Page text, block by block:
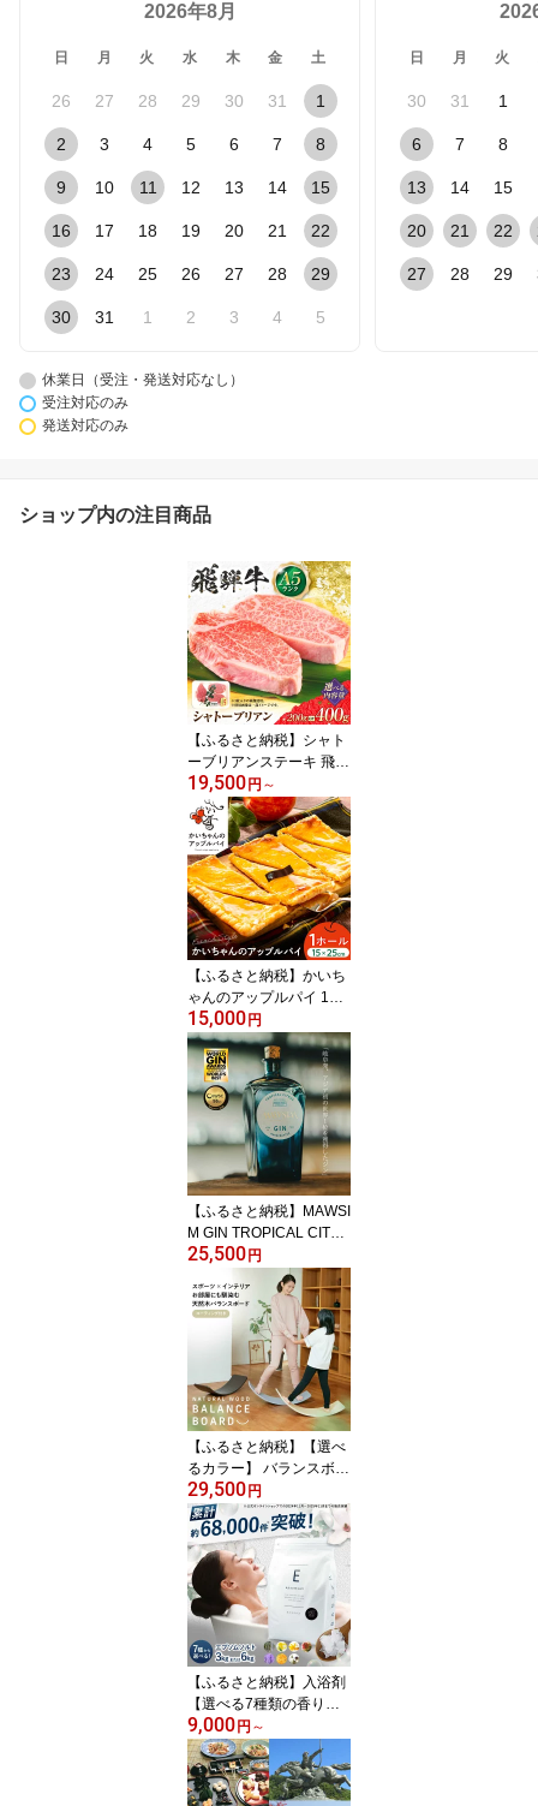
2026年8月
日 月 火 水 木 金 土
26 27 28 29 30 31 1
2 3 4 5 6 7 8
9 10 11 12 13 14 15
16 17 18 19 20 21 22
23 24 25 26 27 28 29
30 31 1 2 3 4 5
日 月 火
30 31 1
6 7 8
13 14 15
20 21 22
27 28 29
休業日（受注・発送対応なし）
受注対応のみ
発送対応のみ
ショップ内の注目商品
【ふるさと納税】シャト
ーブリアンステーキ 飛騨
牛 A5等級【選べる容
量】 / シャトー シャトー
ブリアン ステーキ 最高
級 A5 和牛 ヒレ フィレ
希少部位 霜降り 高級肉
ヒレ肉 フィレ肉 お祝い
誕生日 ブランド牛 肉 牛
肉 お肉 高級 岐阜市 / 肉
の松久[ANIP019]
19,500円 ～
【ふるさと納税】かいち
ゃんのアップルパイ 1ホ
ール アップルパイ シナ
モン 不使用 お取り寄せ
スイーツ appurupai あっ
ぷるぱい ぱい パイ ケー
キ 洋菓子 焼き菓子 リン
ゴ りんご 林檎 フレンチ
スタイル 岐阜市 / 株式会
社ヒロ[ANIE001]
15,000円
【ふるさと納税】MAWSI
M GIN TROPICAL CITR
USMAWSIM （マウシム
ジン トロピカルシトラ
ス） 酒 ジン 蒸留酒 岐阜
市 / 株式会社サンウエス
パ[ANIL002]
25,500円
【ふるさと納税】【選べ
るカラー】 バランスボー
ド 「スポーツ×インテリ
ア」 エクササイズ トレ
ーニング 運動 健康 室内
筋トレ 姿勢改善 フィッ
トネス ストレッチ 宅ト
レ 足痩せ ダイエット 体
幹 木育 遊具 BALANCEB
OARD ヨガ バランスブ
レード 岐阜市 / ヒマラヤ
[ANIN022]
29,500円
【ふるさと納税】入浴剤
【選べる7種類の香り・
セット数】エプソムソル
ト 3kg BASSPA 入浴剤
おすすめ バスソルト ス
パ ひのき ローズ ゆず イ
9,000円 ～